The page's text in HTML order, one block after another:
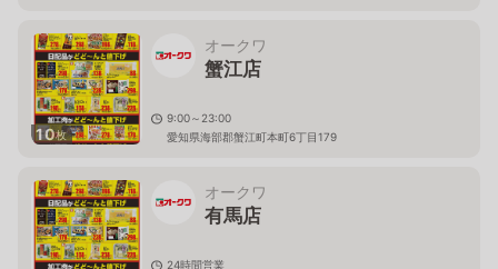
10枚
オークワ
蟹江店
9:00～23:00
愛知県海部郡蟹江町本町6丁目179
オークワ
有馬店
24時間営業